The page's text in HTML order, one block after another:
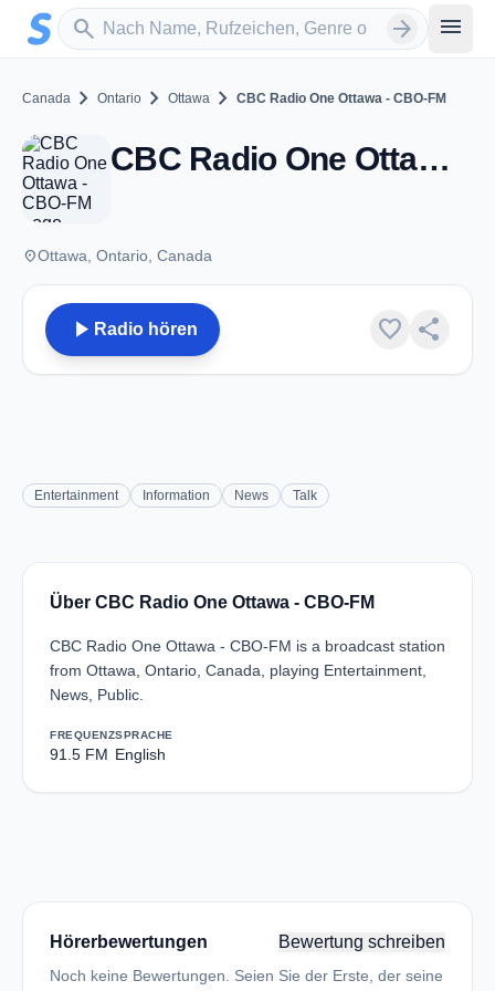
Zum Hauptinhalt springen
search
Sender suchen arrow_forward menu
Canada chevron_right Ontario chevron_right Ottawa chevron_right CBC Radio One Ottawa - CBO-FM
CBC Radio One Ottawa - CBO-FM - FM 91.5 - Ottawa, ON
placeOttawa, Ontario, Canada
play_arrow Radio hören favorite share
Entertainment Information News Talk
Über CBC Radio One Ottawa - CBO-FM
CBC Radio One Ottawa - CBO-FM is a broadcast station
from Ottawa, Ontario, Canada, playing Entertainment,
News, Public.
FREQUENZ
91.5 FM
SPRACHE
English
Hörerbewertungen Bewertung schreiben
Noch keine Bewertungen. Seien Sie der Erste, der seine